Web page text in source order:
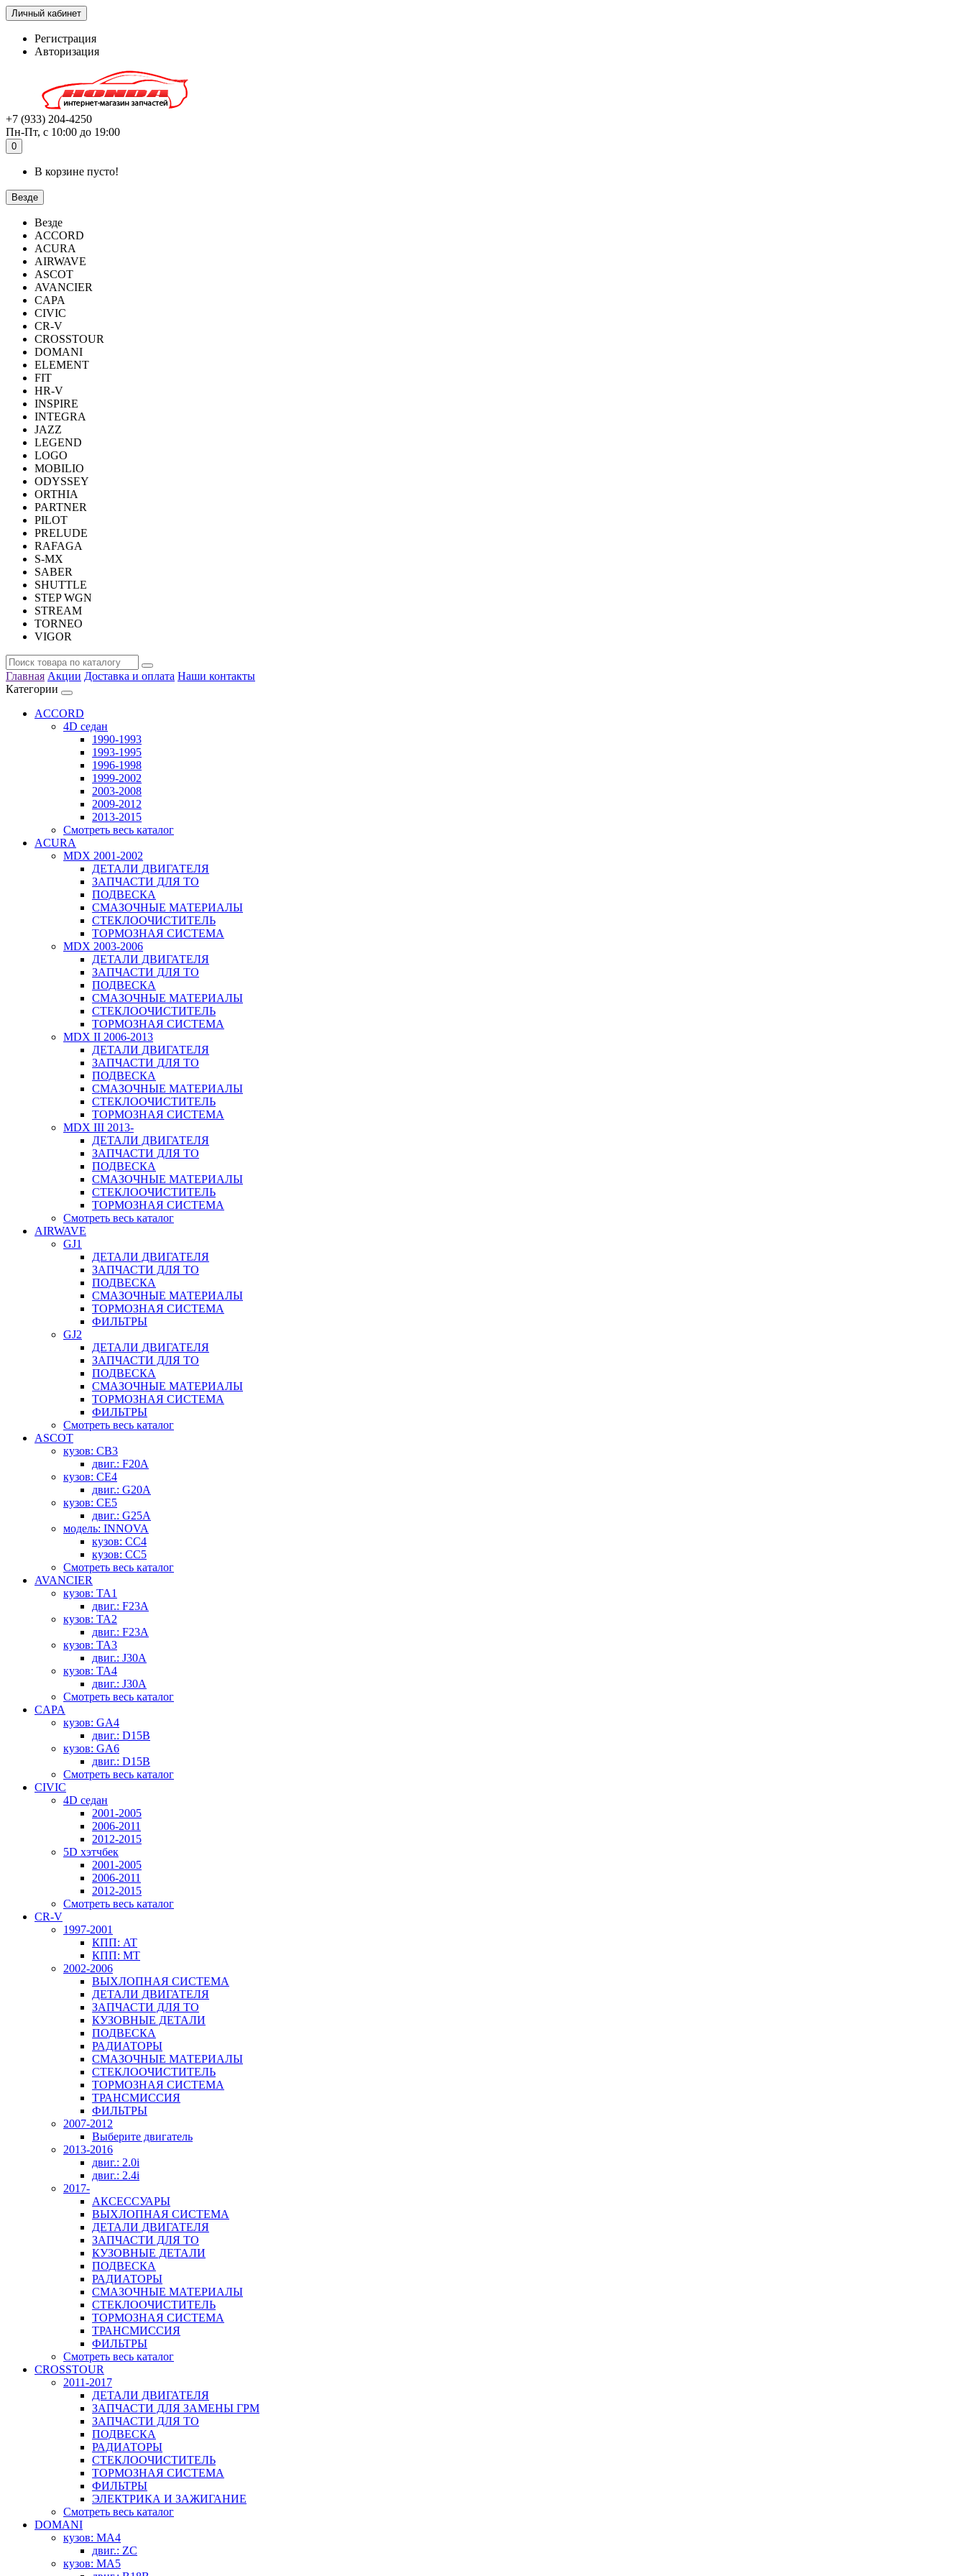
Личный кабинет
Регистрация
Авторизация
+7 (933) 204-4250
Пн-Пт, с 10:00 до 19:00
0
В корзине пусто!
Везде
Везде
ACCORD
ACURA
AIRWAVE
ASCOT
AVANCIER
CAPA
CIVIC
CR-V
CROSSTOUR
DOMANI
ELEMENT
FIT
HR-V
INSPIRE
INTEGRA
JAZZ
LEGEND
LOGO
MOBILIO
ODYSSEY
ORTHIA
PARTNER
PILOT
PRELUDE
RAFAGA
S-MX
SABER
SHUTTLE
STEP WGN
STREAM
TORNEO
VIGOR
Главная Акции Доставка и оплата Наши контакты
Категории
ACCORD
4D седан
1990-1993
1993-1995
1996-1998
1999-2002
2003-2008
2009-2012
2013-2015
Смотреть весь каталог
ACURA
MDX 2001-2002
ДЕТАЛИ ДВИГАТЕЛЯ
ЗАПЧАСТИ ДЛЯ ТО
ПОДВЕСКА
СМАЗОЧНЫЕ МАТЕРИАЛЫ
СТЕКЛООЧИСТИТЕЛЬ
ТОРМОЗНАЯ СИСТЕМА
MDX 2003-2006
ДЕТАЛИ ДВИГАТЕЛЯ
ЗАПЧАСТИ ДЛЯ ТО
ПОДВЕСКА
СМАЗОЧНЫЕ МАТЕРИАЛЫ
СТЕКЛООЧИСТИТЕЛЬ
ТОРМОЗНАЯ СИСТЕМА
MDX II 2006-2013
ДЕТАЛИ ДВИГАТЕЛЯ
ЗАПЧАСТИ ДЛЯ ТО
ПОДВЕСКА
СМАЗОЧНЫЕ МАТЕРИАЛЫ
СТЕКЛООЧИСТИТЕЛЬ
ТОРМОЗНАЯ СИСТЕМА
MDX III 2013-
ДЕТАЛИ ДВИГАТЕЛЯ
ЗАПЧАСТИ ДЛЯ ТО
ПОДВЕСКА
СМАЗОЧНЫЕ МАТЕРИАЛЫ
СТЕКЛООЧИСТИТЕЛЬ
ТОРМОЗНАЯ СИСТЕМА
Смотреть весь каталог
AIRWAVE
GJ1
ДЕТАЛИ ДВИГАТЕЛЯ
ЗАПЧАСТИ ДЛЯ ТО
ПОДВЕСКА
СМАЗОЧНЫЕ МАТЕРИАЛЫ
ТОРМОЗНАЯ СИСТЕМА
ФИЛЬТРЫ
GJ2
ДЕТАЛИ ДВИГАТЕЛЯ
ЗАПЧАСТИ ДЛЯ ТО
ПОДВЕСКА
СМАЗОЧНЫЕ МАТЕРИАЛЫ
ТОРМОЗНАЯ СИСТЕМА
ФИЛЬТРЫ
Смотреть весь каталог
ASCOT
кузов: CB3
двиг.: F20A
кузов: CE4
двиг.: G20A
кузов: CE5
двиг.: G25A
модель: INNOVA
кузов: CC4
кузов: CC5
Смотреть весь каталог
AVANCIER
кузов: TA1
двиг.: F23A
кузов: TA2
двиг.: F23A
кузов: TA3
двиг.: J30A
кузов: TA4
двиг.: J30A
Смотреть весь каталог
CAPA
кузов: GA4
двиг.: D15B
кузов: GA6
двиг.: D15B
Смотреть весь каталог
CIVIC
4D седан
2001-2005
2006-2011
2012-2015
5D хэтчбек
2001-2005
2006-2011
2012-2015
Смотреть весь каталог
CR-V
1997-2001
КПП: AT
КПП: MT
2002-2006
ВЫХЛОПНАЯ СИСТЕМА
ДЕТАЛИ ДВИГАТЕЛЯ
ЗАПЧАСТИ ДЛЯ ТО
КУЗОВНЫЕ ДЕТАЛИ
ПОДВЕСКА
РАДИАТОРЫ
СМАЗОЧНЫЕ МАТЕРИАЛЫ
СТЕКЛООЧИСТИТЕЛЬ
ТОРМОЗНАЯ СИСТЕМА
ТРАНСМИССИЯ
ФИЛЬТРЫ
2007-2012
Выберите двигатель
2013-2016
двиг.: 2.0i
двиг.: 2.4i
2017-
АКСЕССУАРЫ
ВЫХЛОПНАЯ СИСТЕМА
ДЕТАЛИ ДВИГАТЕЛЯ
ЗАПЧАСТИ ДЛЯ ТО
КУЗОВНЫЕ ДЕТАЛИ
ПОДВЕСКА
РАДИАТОРЫ
СМАЗОЧНЫЕ МАТЕРИАЛЫ
СТЕКЛООЧИСТИТЕЛЬ
ТОРМОЗНАЯ СИСТЕМА
ТРАНСМИССИЯ
ФИЛЬТРЫ
Смотреть весь каталог
CROSSTOUR
2011-2017
ДЕТАЛИ ДВИГАТЕЛЯ
ЗАПЧАСТИ ДЛЯ ЗАМЕНЫ ГРМ
ЗАПЧАСТИ ДЛЯ ТО
ПОДВЕСКА
РАДИАТОРЫ
СТЕКЛООЧИСТИТЕЛЬ
ТОРМОЗНАЯ СИСТЕМА
ФИЛЬТРЫ
ЭЛЕКТРИКА И ЗАЖИГАНИЕ
Смотреть весь каталог
DOMANI
кузов: MA4
двиг.: ZC
кузов: MA5